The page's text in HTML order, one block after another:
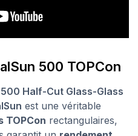
500 TOPCon
500 Half-Cut Glass-Glass
est une véritable
TOPCon rectangulaires,